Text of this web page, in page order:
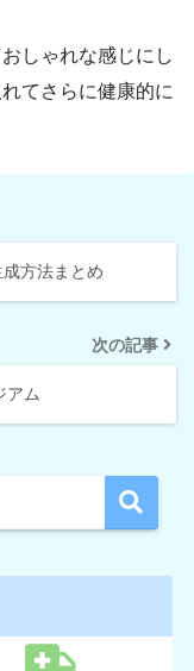
しゃれな感じにし
れてさらに健康的に
方法まとめ
次の記事
アム